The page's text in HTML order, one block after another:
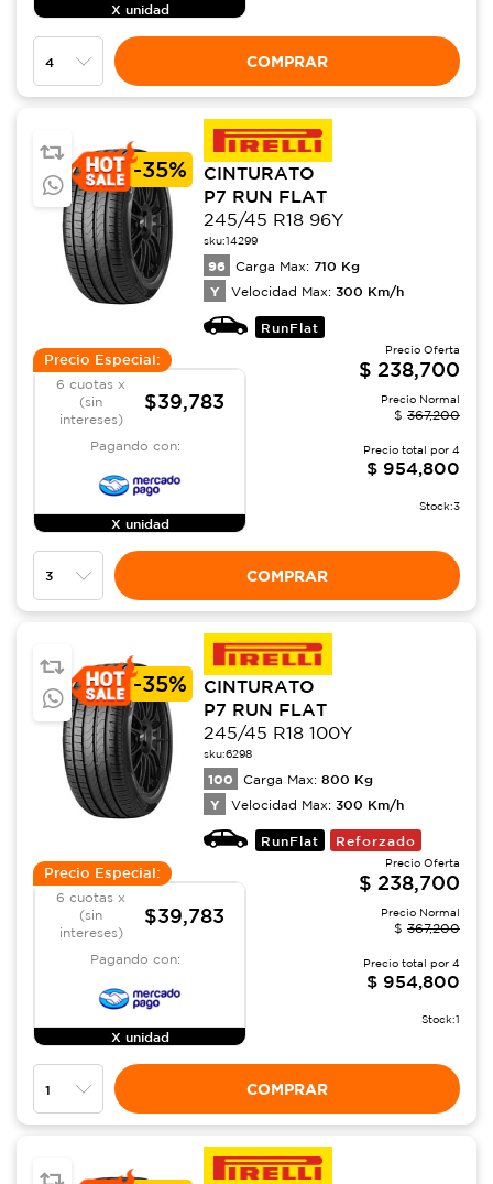
X unidad
COMPRAR
-35%
CINTURATO
P7 RUN FLAT
245/45 R18 96Y
sku:14299
96 Carga Max: 710 Kg
Y Velocidad Max: 300 Km/h
RunFlat
Precio Especial:
6 cuotas x
(sin
intereses)
$39,783
Pagando con:
X unidad
Precio Oferta
$ 238,700
Precio Normal
$ 367,200
Precio total por 4
$ 954,800
Stock:3
COMPRAR
-35%
CINTURATO
P7 RUN FLAT
245/45 R18 100Y
sku:6298
100 Carga Max: 800 Kg
Y Velocidad Max: 300 Km/h
RunFlat Reforzado
Precio Especial:
6 cuotas x
(sin
intereses)
$39,783
Pagando con:
X unidad
Precio Oferta
$ 238,700
Precio Normal
$ 367,200
Precio total por 4
$ 954,800
Stock:1
COMPRAR